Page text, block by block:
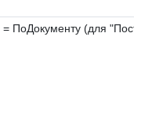
ПоДокументу (для